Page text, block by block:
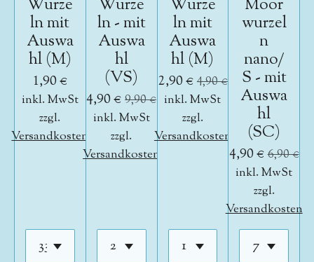
Wurze
ln mit
Auswa
hl (M)
1,90 €
inkl. MwSt
zzgl.
Versandkosten
Wurze
ln - mit
Auswa
hl
(VS)
4,90 € 9,90 €
inkl. MwSt
zzgl.
Versandkosten
Wurze
ln mit
Auswa
hl (M)
2,90 € 4,90 €
inkl. MwSt
zzgl.
Versandkosten
Moor
wurzel
n
nano/
S - mit
Auswa
hl
(SC)
4,90 €6,90 €
inkl. MwSt
zzgl.
Versandkosten